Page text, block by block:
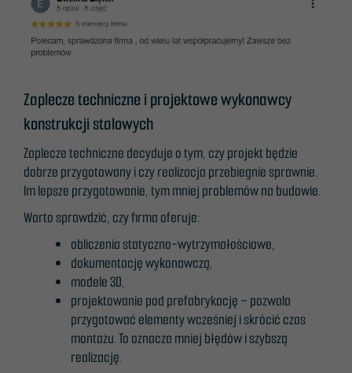
Zaplecze techniczne i projektowe wykonawcy
konstrukcji stalowych
Zaplecze techniczne decyduje o tym, czy projekt będzie
dobrze przygotowany i czy realizacja przebiegnie sprawnie.
Im lepsze przygotowanie, tym mniej problemów na budowie.
Warto sprawdzić, czy firma oferuje:
obliczenia statyczno-wytrzymałościowe,
dokumentację wykonawczą,
modele 3D,
projektowanie pod prefabrykację – pozwala
przygotować elementy wcześniej i skrócić czas
montażu. To oznacza mniej błędów i szybszą
realizację.